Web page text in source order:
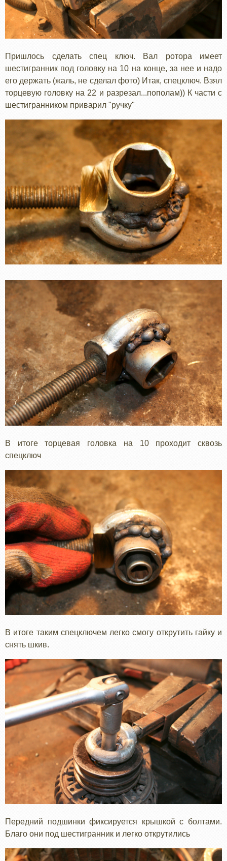
Пришлось сделать спец ключ. Вал ротора имеет
шестигранник под головку на 10 на конце, за нее и надо
его держать (жаль, не сделал фото) Итак, спецключ. Взял
торцевую головку на 22 и разрезал...пополам)) К части с
шестигранником приварил "ручку"
В итоге торцевая головка на 10 проходит сквозь
спецключ
В итоге таким спецключем легко смогу открутить гайку и
снять шкив.
Передний подшинки фиксируется крышкой с болтами.
Благо они под шестигранник и легко открутились